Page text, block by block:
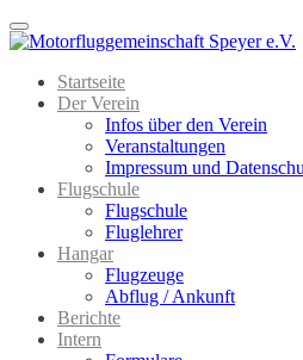
Menu
Startseite
Der Verein
Infos über den Verein
Veranstaltungen
Impressum und
Flugschule
Flugschule
Fluglehrer
Hangar
Flugzeuge
Abflug / Ankunft
Berichte
Intern